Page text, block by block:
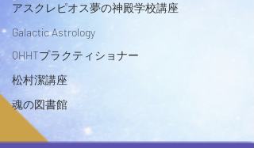
アスクレピオス夢の神殿学校講座
Galactic Astrology
QHHTプラクティショナー
松村潔講座
魂の図書館